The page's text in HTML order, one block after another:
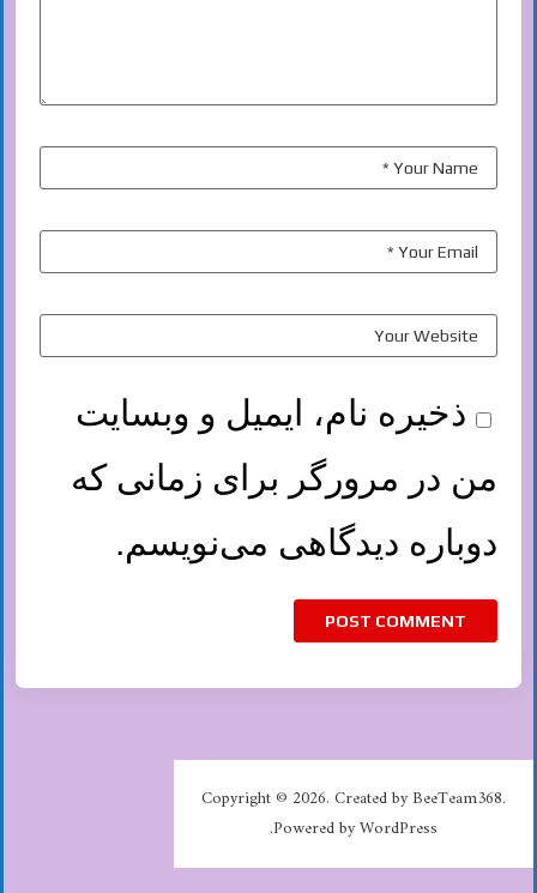
ذخیره نام، ایمیل و وبسایت
من در مرورگر برای زمانی که
دوباره دیدگاهی می‌نویسم.
Copyright © 2026. Created by BeeTeam368.
Powered by WordPress.